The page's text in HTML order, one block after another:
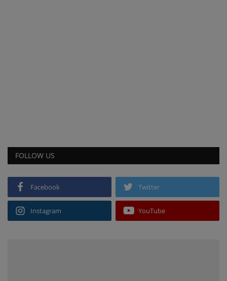
FOLLOW US
Facebook Twitter
Instagram YouTube